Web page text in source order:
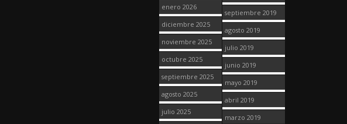
enero 2026
diciembre 2025
noviembre 2025
octubre 2025
septiembre 2025
agosto 2025
julio 2025
septiembre 2019
agosto 2019
julio 2019
junio 2019
mayo 2019
abril 2019
marzo 2019